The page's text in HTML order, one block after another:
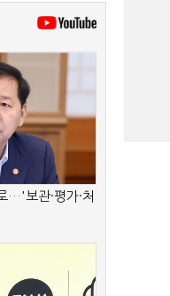
…'보관·평가·처